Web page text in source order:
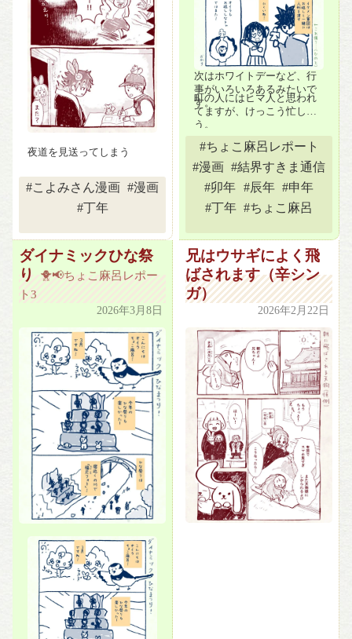
夜道を見送ってしまう
#こよみさん漫画 #漫画
#丁年
次はホワイトデーなど、行
事がいろいろあるみたいで
す。
町の人にはヒマ人と思われ
てますが、けっこう忙しそ
う。
知らなかったです！
#ちょこ麻呂レポート
#漫画 #結界すきま通信
#卯年 #辰年 #申年
#丁年 #ちょこ麻呂
ダイナミックひな祭
り
🐥📢ちょこ麻呂レポー
ト3
2026年3月8日
兄はウサギによく飛
ばされます（辛シン
ガ）
2026年2月22日